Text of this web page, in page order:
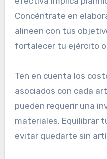
Concéntrate en
alineen con tus
fortalecer tu ejército
Ten en cuenta los
asociados con cada
pueden requerir una
materiales. Equilibrar
evitar quedarte sin